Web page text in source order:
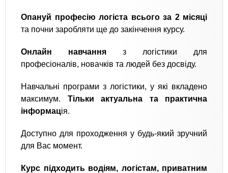
Опануй професію логіста всього за 2 місяці
та почни заробляти ще до закінчення курсу.
Онлайн навчання з логістики для
професіоналів, новачків та людей без досвіду.
Навчальні програми з логістики, у які вкладено
максимум. Тільки актуальна та практична
інформація.
Доступно для проходження у будь-який зручний
для Вас момент.
Курс підходить водіям, логістам, приватним